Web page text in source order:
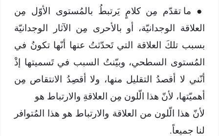
●
ما تقدّم مِن كلامٍ يَرتبطُ بالمُستوى الأوّل مِن
العلاقة الوجدانيّة، أو بالأحرى مِن الآثار الوجدانيّة
بسبب تلكَ العلاقة التي تَحدّثتُ عنها أنّها تكونُ في
المُستوى السطحي، وبيّنتُ السبب في تَسميتها إذْ
أنّني لا أقصدُ التقليل منها، ولا أقصِدُ الانتقاص مِن
أهميّتها، لأنّ هذا الّلون مِن العلاقةِ والارتباط هو
لأنّ هذا الّلون من العلاقة والارتباط هو هذا المُتوافر
لنا جميعاً.